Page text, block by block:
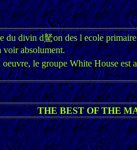
divin d駑on des l ecole
voir absolument.
le groupe White House est
THE BEST OF THE